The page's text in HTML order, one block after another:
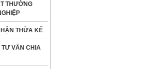
THƯỜNG
THỪA KẾ
TƯ VẤN CHIA